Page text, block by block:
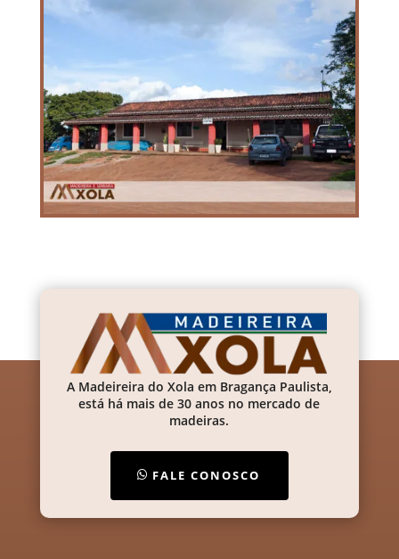
A Madeireira do Xola em Bragança Paulista,
está há mais de 30 anos no mercado de
madeiras.
FALE CONOSCO